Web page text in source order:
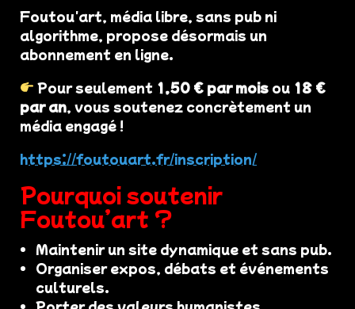
Foutou'art, média libre, sans pub ni
algorithme, propose désormais un
abonnement en ligne.
Pour seulement 1,50 € par mois ou 18 €
par an, vous soutenez concrètement un
média engagé !
https://foutouart.fr/inscription/
Pourquoi soutenir
Foutou’art ?
Maintenir un site dynamique et sans pub.
Organiser expos, débats et événements
culturels.